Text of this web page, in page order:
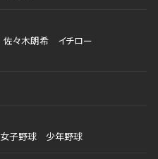
佐々木朗希
イチロー
女子野球 少年野球